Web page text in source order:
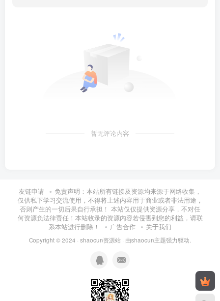
暂无评论内容
友链申请
免责声明：本站所有链接及资源均来源于网络收集，
仅供私下学习交流使用，不得将上述内容用于商业或者非法用途，
否则产生的一切后果自行承担！ 本站仅仅提供资源分享，不对任
何资源负法律责任！本站收录的资源内容若侵害到您的利益，请联
系本站进行删除！
广告合作 关于我们
Copyright © 2024 · shaocun资源站 · 由shaocun主题强力驱动.